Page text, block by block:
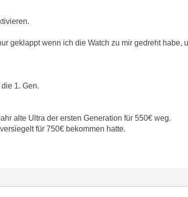
geklappt wenn ich die Watch zu mir gedreht habe,
1. Gen.
alte Ultra der ersten Generation für 550€ weg.
für 750€ bekommen hatte.